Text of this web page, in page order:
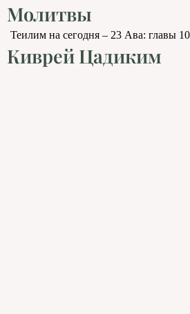
Молитвы
Теилим на сегодня – 23 Ава: главы
Киврей Цадиким